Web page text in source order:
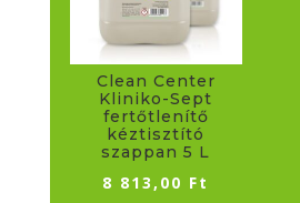
Clean Center
Kliniko-Sept
fertőtlenítő
kéztisztító
szappan 5 L
8 813,00 Ft